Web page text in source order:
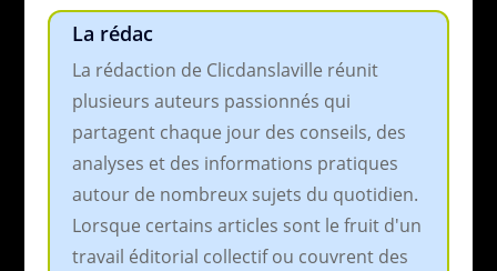
La rédac
La rédaction de Clicdanslaville réunit
plusieurs auteurs passionnés qui
partagent chaque jour des conseils, des
analyses et des informations pratiques
autour de nombreux sujets du quotidien.
Lorsque certains articles sont le fruit d'un
travail éditorial collectif ou couvrent des